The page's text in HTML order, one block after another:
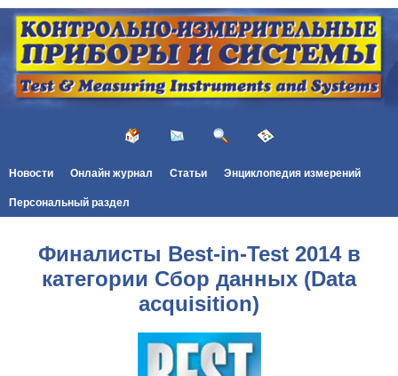
Новости Онлайн журнал Статьи Энциклопедия измерений
Персональный раздел
Финалисты Best-in-Test 2014 в
категории Сбор данных (Data
acquisition)